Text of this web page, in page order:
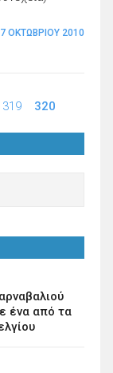
7 ΟΚΤΩΒΡΊΟΥ 2010
319 320
ένα από τα